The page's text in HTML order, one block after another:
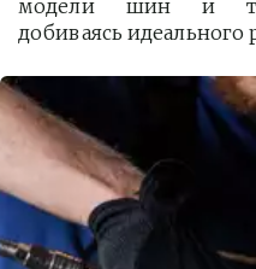
модели шин и
добиваясь идеального